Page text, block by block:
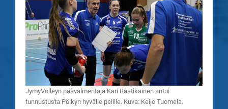
JymyVolleyn päävalmentaja Kari Raatikainen antoi
tunnustusta Pölkyn hyvälle pelille. Kuva: Keijo Tuomela.